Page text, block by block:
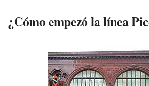
¿Cómo empezó la línea